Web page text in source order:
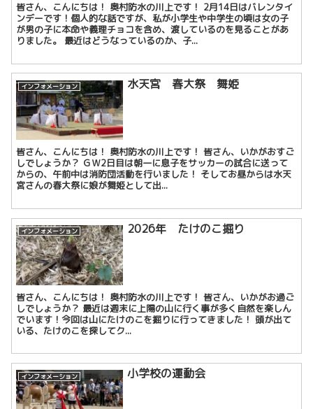
皆さん、こんにちは！ 奥村防水の川上です！ 2月14日はバレンタイ
ンデーです！個人的な話ですが、私が小学生や中学生の頃は女の子
が男の子に本命や義理チョコを含め、渡しているのを見ることがあ
りました。 最近はどうなっているのか、子...
インフォメーション 水天宮 春大祭 舞姫
皆さん、こんにちは！ 奥村防水の川上です！ 皆さん、いかがおすご
しでしょうか？ ＧＷ2日目は朝一に息子をサッカーの試合に送って
からの、午前中は消防団活動を行いました！ そしてお昼からは水天
宮さんの春大祭に娘が舞姫として出...
インフォメーション 2026年 たけのこ掘り
皆さん、こんにちは！ 奥村防水の川上です！ 皆さん、いかがお過ご
しでしょうか？ 最近は週末に上陽の山に行く事が多く自然を楽しん
でいます！今回は山にたけのこを掘りに行ってきました！ 頭が出て
いる、たけのこを探してク...
インフォメーション 小学校の運動会